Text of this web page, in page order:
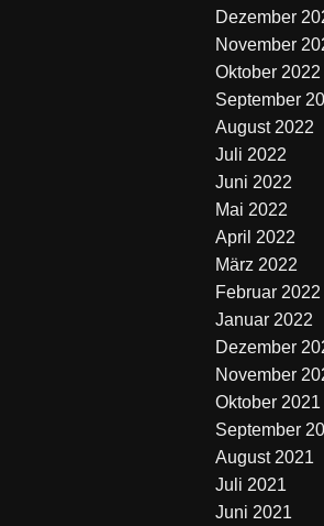
Dezember
November
Oktober 2022
September
August 2022
Juli 2022
Juni 2022
Mai 2022
April 2022
März 2022
Februar 2022
Januar 2022
Dezember
November
Oktober 2021
September
August 2021
Juli 2021
Juni 2021